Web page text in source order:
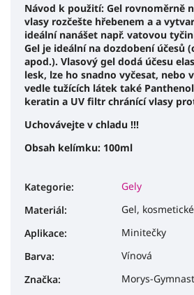
Návod k použití: Gel rovnoměrně
vlasy rozčešte hřebenem a a
ideální nanášet např. vatovou
Gel je ideální na dozdobení účesů
apod.). Vlasový gel dodá účesu
lesk, lze ho snadno vyčesat, nebo
vedle tužících látek také
keratin a UV filtr chránící vlasy
Uchovávejte v chladu !!!
Obsah kelímku: 100ml
Kategorie:
Gely
Materiál:
Gel,
Aplikace:
Minitečky
Barva:
Vínová
Značka: Morys-